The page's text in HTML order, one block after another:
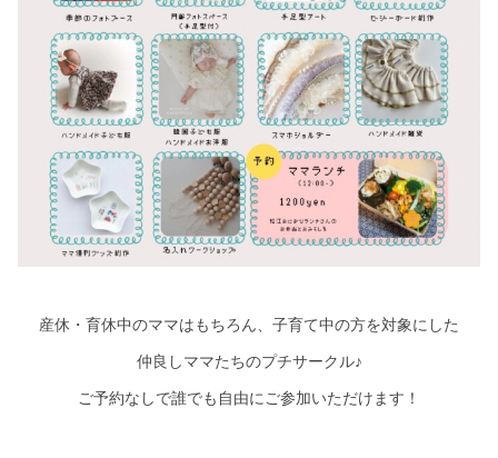
産休・育休中のママはもちろん、子育て中の方を対象にした
仲良しママたちのプチサークル♪
ご予約なしで誰でも自由にご参加いただけます！